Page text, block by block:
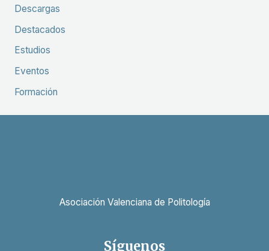
Descargas
Destacados
Estudios
Eventos
Formación
Asociación Valenciana de Politología
Síguenos